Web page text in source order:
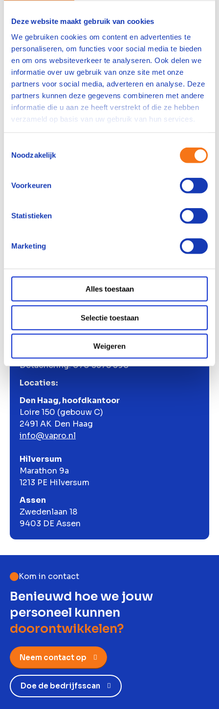
Deze website maakt gebruik van cookies
We gebruiken cookies om content en advertenties te
personaliseren, om functies voor social media te bieden
en om ons websiteverkeer te analyseren. Ook delen we
informatie over uw gebruik van onze site met onze
partners voor social media, adverteren en analyse. Deze
partners kunnen deze gegevens combineren met andere
informatie die u aan ze heeft verstrekt of die ze hebben
verzameld op basis van uw gebruik van hun services.
Noodzakelijk
Voorkeuren
Statistieken
Marketing
Alles toestaan
Selectie toestaan
Weigeren
10 km
Vakgebied
Administratief / Secretarieel
Bouw
Food
Human Resources
Industrie / Productie
Leidinggevende
Operator A / VAPRO A
Operator C / VAPRO C
Techniek
downloaden
Verstuur
Algemeen: 070 3378 300
Detachering: 070 3378 390
Locaties:
Den Haag, hoofdkantoor
Loire 150 (gebouw C)
2491 AK Den Haag
info@vapro.nl
Hilversum
Marathon 9a
1213 PE Hilversum
Assen
Zwedenlaan 18
9403 DE Assen
Kom in contact
Benieuwd hoe we jouw
personeel kunnen
doorontwikkelen?
Neem contact op
Doe de bedrijfsscan